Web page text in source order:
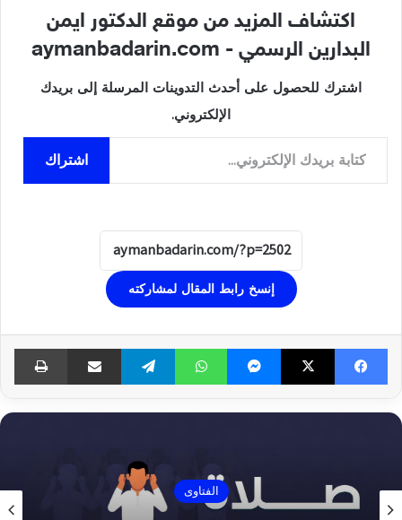
اكتشاف المزيد من موقع الدكتور ايمن
البدارين الرسمي - aymanbadarin.com
اشترك للحصول على أحدث التدوينات المرسلة إلى بريدك
الإلكتروني.
كتابة بريدك الإلكتروني...
اشتراك
إنسخ رابط المقال لمشاركته
فيسبوك ‫X ماسنجر واتساب تيلقرام مشاركة عبر البريد
الفتاوى